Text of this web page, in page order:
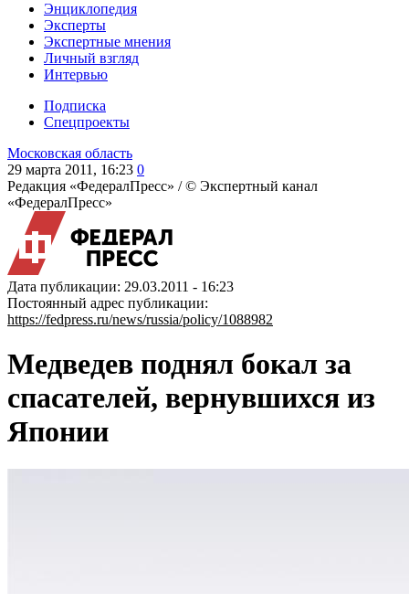
Энциклопедия
Эксперты
Экспертные мнения
Личный взгляд
Интервью
Подписка
Спецпроекты
Московская область
29 марта 2011, 16:23 0
Редакция «ФедералПресс» /© Экспертный канал
«ФедералПресс»
Дата публикации: 29.03.2011 - 16:23
Постоянный адрес публикации:
https://fedpress.ru/news/russia/policy/1088982
Медведев поднял бокал за
спасателей, вернувшихся из
Японии